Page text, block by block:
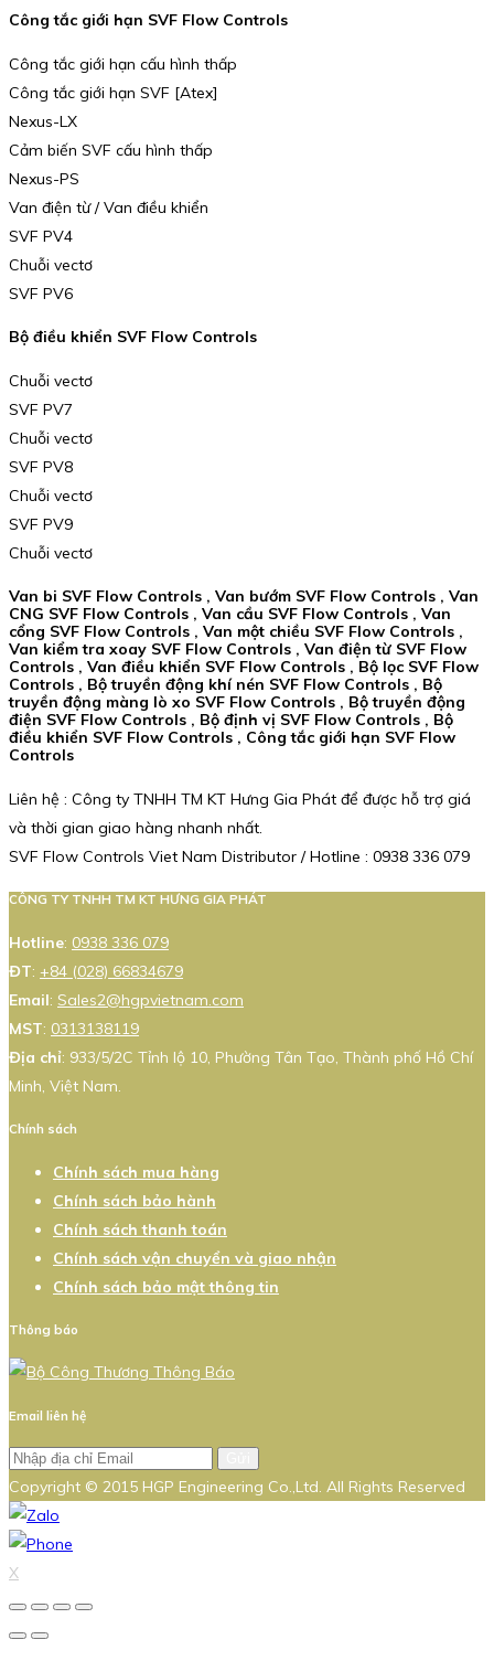
Công tắc giới hạn SVF Flow Controls
Công tắc giới hạn cấu hình thấp
Công tắc giới hạn SVF [Atex]
Nexus-LX
Cảm biến SVF cấu hình thấp
Nexus-PS
Van điện từ / Van điều khiển
SVF PV4
Chuỗi vectơ
SVF PV6
Bộ điều khiển SVF Flow Controls
Chuỗi vectơ
SVF PV7
Chuỗi vectơ
SVF PV8
Chuỗi vectơ
SVF PV9
Chuỗi vectơ
Van bi SVF Flow Controls , Van bướm SVF Flow Controls , Van
CNG SVF Flow Controls , Van cầu SVF Flow Controls , Van
cổng SVF Flow Controls , Van một chiều SVF Flow Controls ,
Van kiểm tra xoay SVF Flow Controls , Van điện từ SVF Flow
Controls , Van điều khiển SVF Flow Controls , Bộ lọc SVF Flow
Controls , Bộ truyền động khí nén SVF Flow Controls , Bộ
truyền động màng lò xo SVF Flow Controls , Bộ truyền động
điện SVF Flow Controls , Bộ định vị SVF Flow Controls , Bộ
điều khiển SVF Flow Controls , Công tắc giới hạn SVF Flow
Controls
Liên hệ : Công ty TNHH TM KT Hưng Gia Phát để được hỗ trợ giá
và thời gian giao hàng nhanh nhất.
SVF Flow Controls Viet Nam Distributor / Hotline : 0938 336 079
CÔNG TY TNHH TM KT HƯNG GIA PHÁT
Hotline: 0938 336 079
ĐT: +84 (028) 66834679
Email: Sales2@hgpvietnam.com
MST: 0313138119
Địa chỉ: 933/5/2C Tỉnh lộ 10, Phường Tân Tạo, Thành phố Hồ Chí
Minh, Việt Nam.
Chính sách
Chính sách mua hàng
Chính sách bảo hành
Chính sách thanh toán
Chính sách vận chuyển và giao nhận
Chính sách bảo mật thông tin
Thông báo
Email liên hệ
Copyright © 2015 HGP Engineering Co.,Ltd. All Rights Reserved
X